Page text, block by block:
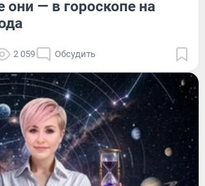
они — в гороскопе на
2 059 Обсудить